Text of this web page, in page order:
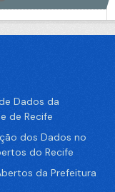
Dados da
de Recife
dos Dados no
do Recife
da Prefeitura